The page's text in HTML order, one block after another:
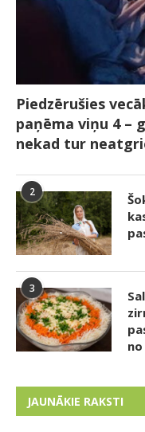
Piedzērušies
paņēma viņu 4 –
nekad tur
2
3
JAUNĀKIE RAKSTI